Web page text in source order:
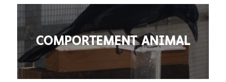
COMPORTEMENT ANIMAL